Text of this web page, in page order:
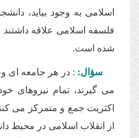
اسلامى به وجود بیاید،
فلسفه اسلامى علاقه
شده است.
سؤال: : در هر جامعه اى
مى گیرند، تمام نیروهاى
اكثریت جمع و متمركز مى
از انقلاب اسلامى در محیط